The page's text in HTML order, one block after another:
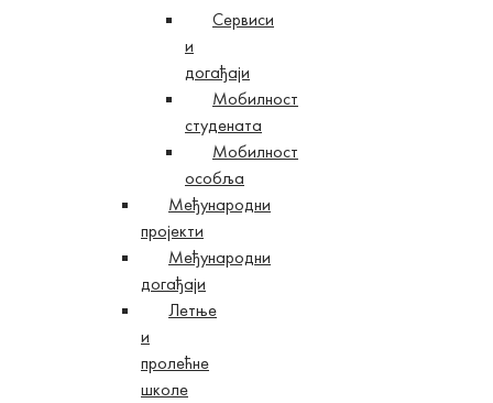
Сервиси
и
догађаји
Мобилност
студената
Мобилност
особља
Међународни
пројекти
Међународни
догађаји
Летње
и
пролећне
школе